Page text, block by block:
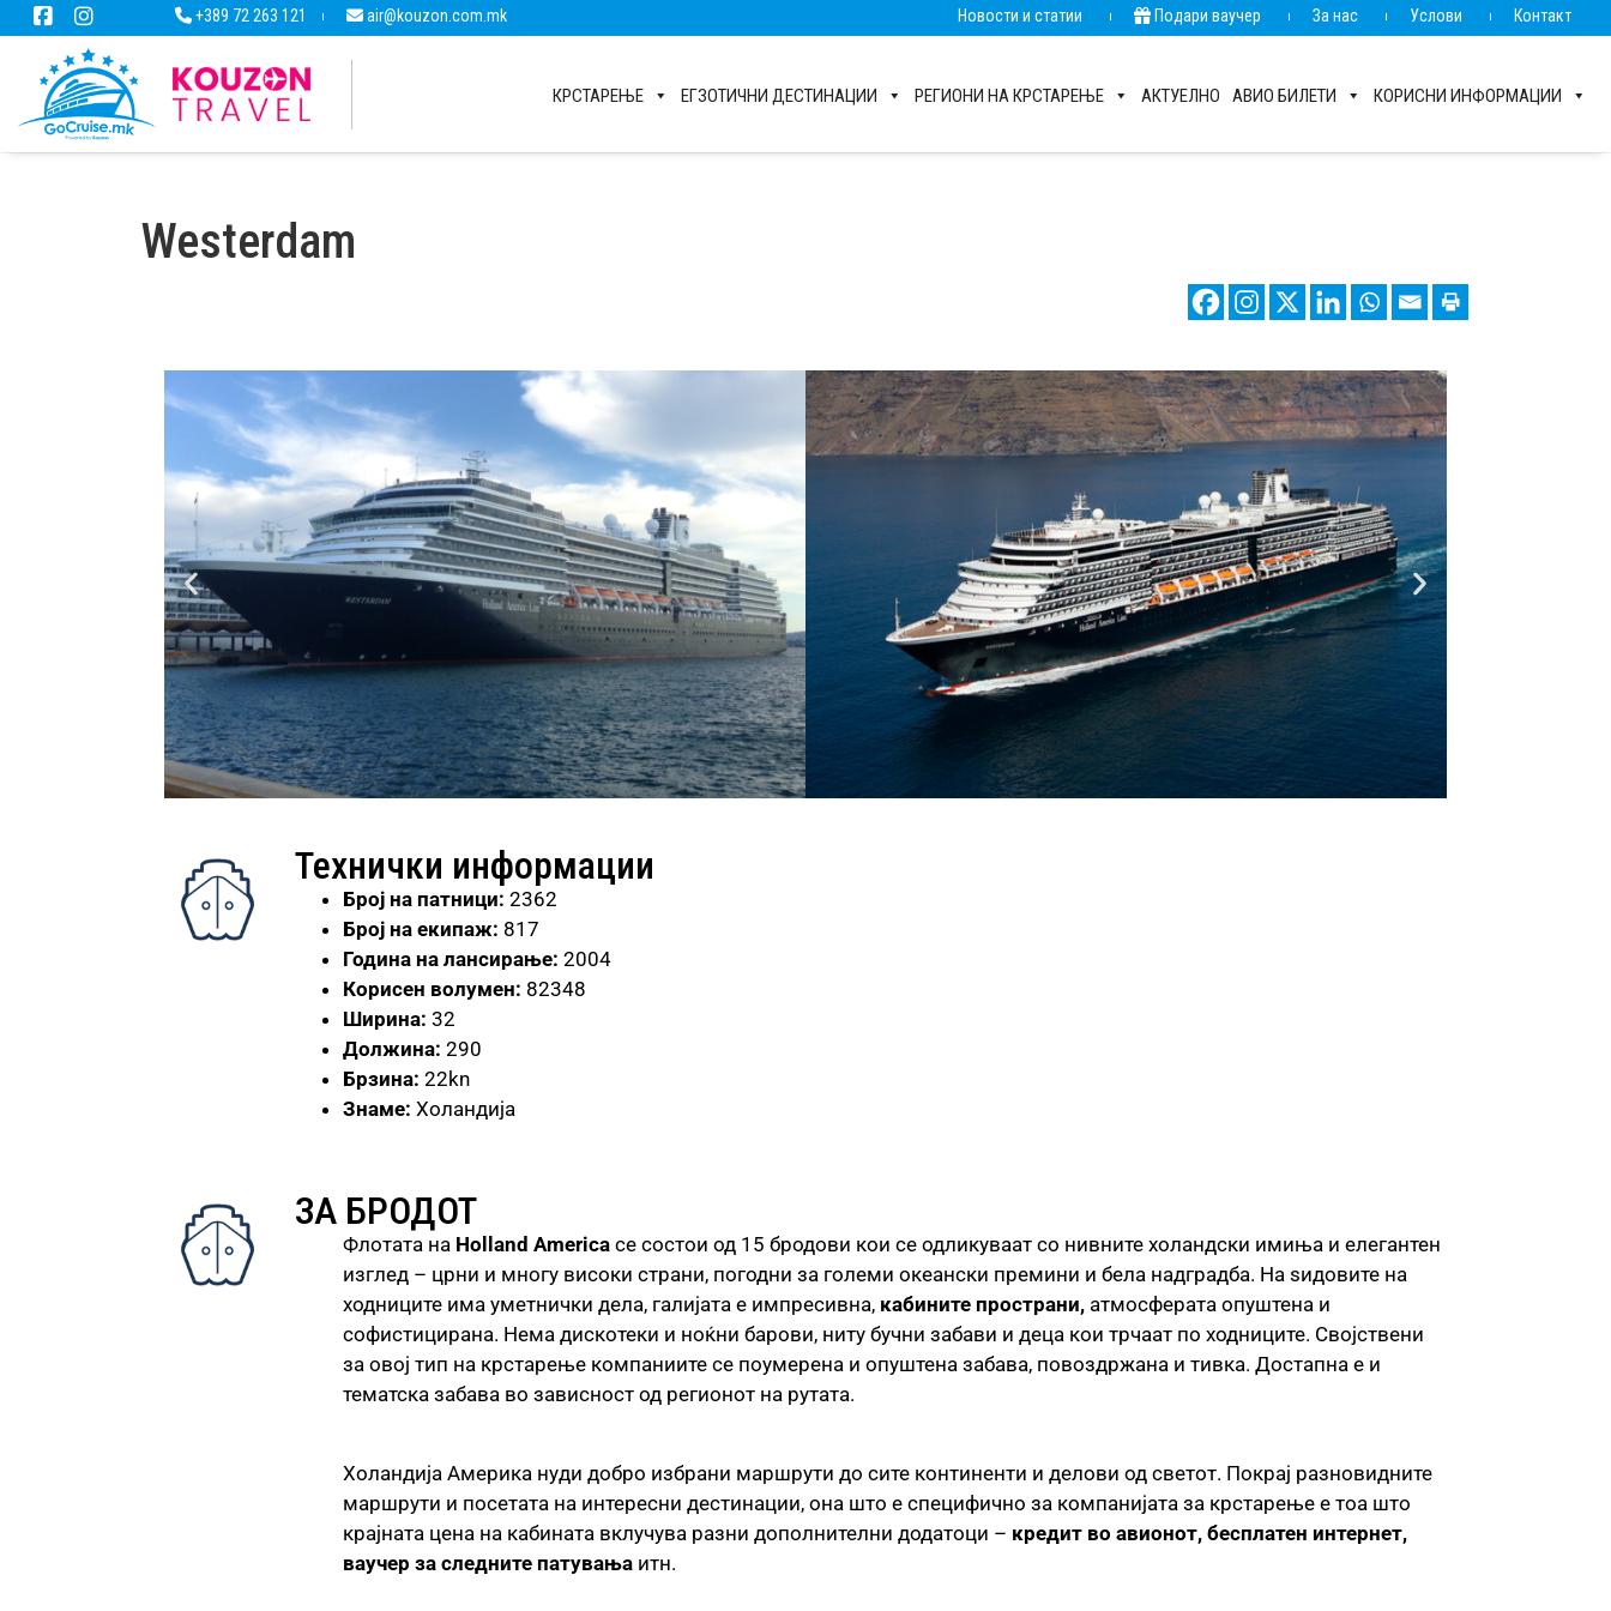
+389 72 263 121 air@kouzon.com.mk Новости и статии Подари ваучер За нас Услови Контакт
КРСТАРЕЊЕ ЕГЗОТИЧНИ ДЕСТИНАЦИИ РЕГИОНИ НА КРСТАРЕЊЕ АКТУЕЛНО АВИО БИЛЕТИ КОРИСНИ ИНФОРМАЦИИ
Westerdam
Технички информации
Број на патници: 2362
Број на екипаж: 817
Година на лансирање: 2004
Корисен волумен: 82348
Ширина: 32
Должина: 290
Брзина: 22kn
Знаме: Холандија
ЗА БРОДОТ
Флотата на Holland America се состои од 15 бродови кои се одликуваат со нивните холандски имиња и елегантен
изглед – црни и многу високи страни, погодни за големи океански премини и бела надградба. На ѕидовите на
ходниците има уметнички дела, галијата е импресивна, кабините пространи, атмосферата опуштена и
софистицирана. Нема дискотеки и ноќни барови, ниту бучни забави и деца кои трчаат по ходниците. Својствени
за овој тип на крстарење компаниите се поумерена и опуштена забава, повоздржана и тивка. Достапна е и
тематска забава во зависност од регионот на рутата.
Холандија Америка нуди добро избрани маршрути до сите континенти и делови од светот. Покрај разновидните
маршрути и посетата на интересни дестинации, она што е специфично за компанијата за крстарење е тоа што
крајната цена на кабината вклучува разни дополнителни додатоци – кредит во авионот, бесплатен интернет,
ваучер за следните патувања итн.